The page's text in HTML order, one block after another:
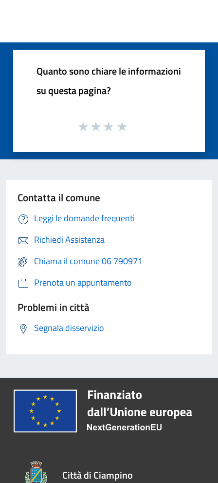
Quanto sono chiare le informazioni
su questa pagina?
Contatta il comune
Leggi le domande frequenti
Richiedi Assistenza
Chiama il comune 06 790971
Prenota un appuntamento
Problemi in città
Segnala disservizio
Città di Ciampino